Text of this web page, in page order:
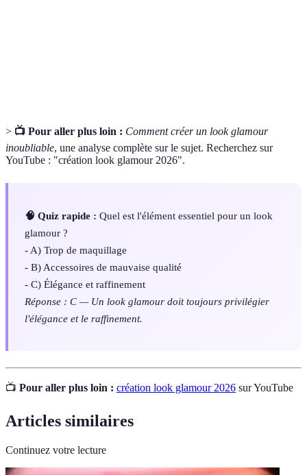
> 📺 Pour aller plus loin : Comment créer un look glamour
inoubliable, une analyse complète sur le sujet. Recherchez sur
YouTube : "création look glamour 2026".
🧠 Quiz rapide : Quel est l'élément essentiel pour un look
glamour ?
- A) Trop de maquillage
- B) Accessoires de mauvaise qualité
- C) Élégance et raffinement
Réponse : C — Un look glamour doit toujours privilégier
l'élégance et le raffinement.
📺 Pour aller plus loin : création look glamour 2026 sur YouTube
Articles similaires
Continuez votre lecture